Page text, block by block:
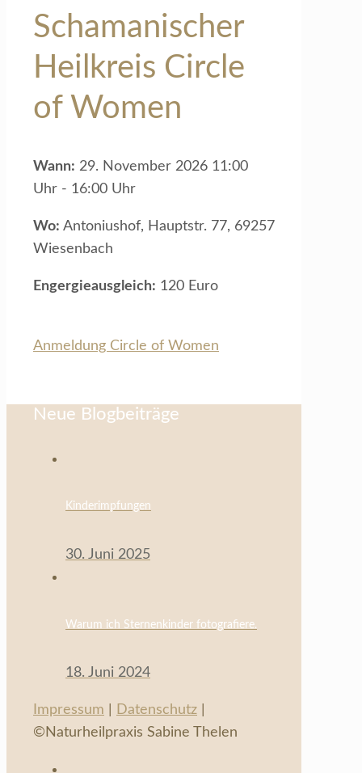
Schamanischer
Heilkreis Circle
of Women
Wann: 29. November 2026 11:00
Uhr - 16:00 Uhr
Wo: Antoniushof, Hauptstr. 77, 69257
Wiesenbach
Engergieausgleich: 120 Euro
Anmeldung Circle of Women
Neue Blogbeiträge
Kinderimpfungen
30. Juni 2025
Warum ich Sternenkinder fotografiere.
18. Juni 2024
Impressum Datenschutz
©Naturheilpraxis Sabine Thelen